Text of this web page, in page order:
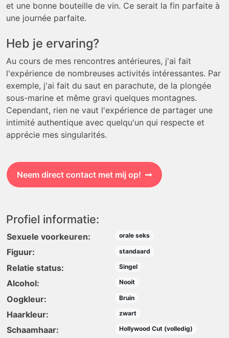
et une bonne bouteille de vin. Ce serait la fin parfaite à
une journée parfaite.
Heb je ervaring?
Au cours de mes rencontres antérieures, j'ai fait
l'expérience de nombreuses activités intéressantes. Par
exemple, j'ai fait du saut en parachute, de la plongée
sous-marine et même gravi quelques montagnes.
Cependant, rien ne vaut l'expérience de partager une
intimité authentique avec quelqu'un qui respecte et
apprécie mes singularités.
Neem direct contact met mij op!
Profiel informatie:
Sexuele voorkeuren: orale seks
Figuur: standaard
Relatie status: Singel
Alcohol: Nooit
Oogkleur: Bruin
Haarkleur: zwart
Schaamhaar: Hollywood Cut (volledig)